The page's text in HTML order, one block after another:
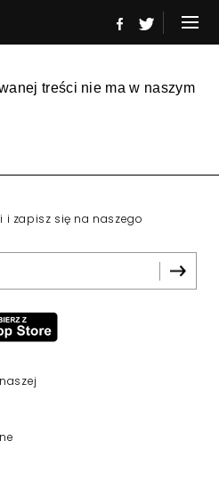
treści nie ma w naszym
i zapisz się na naszego